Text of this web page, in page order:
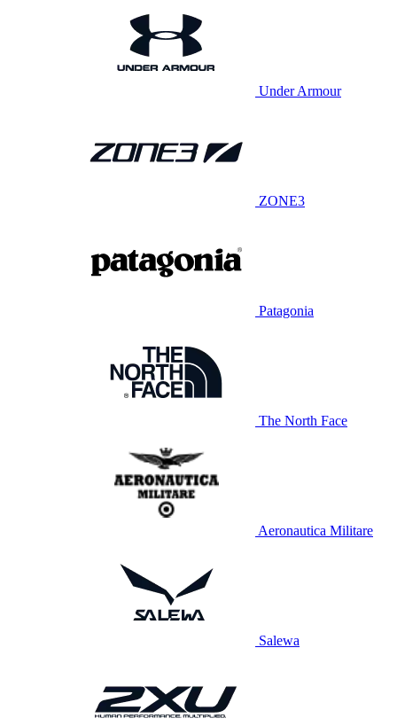
Under Armour
ZONE3
Patagonia
The North Face
Aeronautica Militare
Salewa